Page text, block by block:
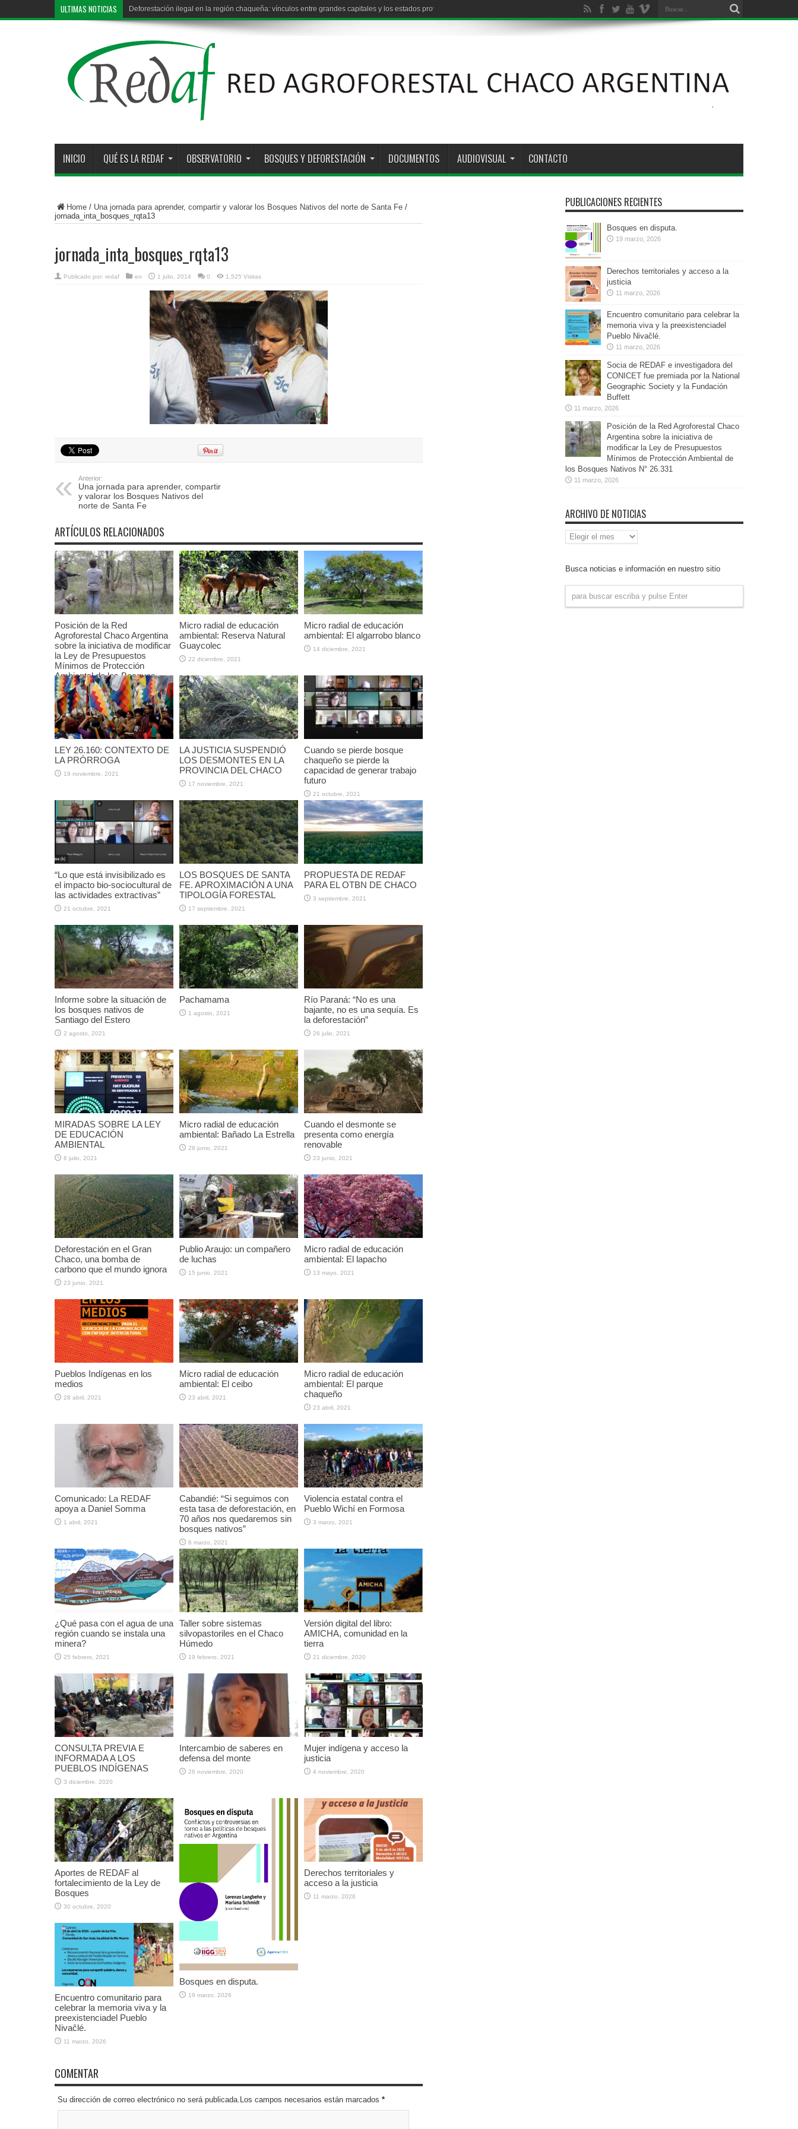
ULTIMAS NOTICIAS Deforestación ilegal en la región chaqueña: vínculos entre grandes capitales y los estados provinciales
INICIO QUÉ ES LA REDAF OBSERVATORIO BOSQUES Y DEFORESTACIÓN DOCUMENTOS AUDIOVISUAL CONTACTO
Home / Una jornada para aprender, compartir y valorar los Bosques Nativos del norte de Santa Fe /
jornada_inta_bosques_rqta13
jornada_inta_bosques_rqta13
Publicado por: redaf en 1 julio, 2014 0 1,525 Visitas
Anterior:
Una jornada para aprender, compartir
y valorar los Bosques Nativos del
norte de Santa Fe
ARTÍCULOS RELACIONADOS
Posición de la Red
Agroforestal Chaco Argentina
sobre la iniciativa de modificar
la Ley de Presupuestos
Mínimos de Protección
Ambiental de los Bosques
Nativos N° 26.331
11 marzo, 2026
Micro radial de educación
ambiental: Reserva Natural
Guaycolec
22 diciembre, 2021
Micro radial de educación
ambiental: El algarrobo blanco
14 diciembre, 2021
LEY 26.160: CONTEXTO DE
LA PRÓRROGA
19 noviembre, 2021
LA JUSTICIA SUSPENDIÓ
LOS DESMONTES EN LA
PROVINCIA DEL CHACO
17 noviembre, 2021
Cuando se pierde bosque
chaqueño se pierde la
capacidad de generar trabajo
futuro
21 octubre, 2021
“Lo que está invisibilizado es
el impacto bio-sociocultural de
las actividades extractivas”
21 octubre, 2021
LOS BOSQUES DE SANTA
FE. APROXIMACIÓN A UNA
TIPOLOGÍA FORESTAL
17 septiembre, 2021
PROPUESTA DE REDAF
PARA EL OTBN DE CHACO
3 septiembre, 2021
Informe sobre la situación de
los bosques nativos de
Santiago del Estero
2 agosto, 2021
Pachamama
1 agosto, 2021
Río Paraná: “No es una
bajante, no es una sequía. Es
la deforestación”
26 julio, 2021
MIRADAS SOBRE LA LEY
DE EDUCACIÓN
AMBIENTAL
6 julio, 2021
Micro radial de educación
ambiental: Bañado La Estrella
28 junio, 2021
Cuando el desmonte se
presenta como energía
renovable
23 junio, 2021
Deforestación en el Gran
Chaco, una bomba de
carbono que el mundo ignora
23 junio, 2021
Publio Araujo: un compañero
de luchas
15 junio, 2021
Micro radial de educación
ambiental: El lapacho
13 mayo, 2021
Pueblos Indígenas en los
medios
28 abril, 2021
Micro radial de educación
ambiental: El ceibo
23 abril, 2021
Micro radial de educación
ambiental: El parque
chaqueño
23 abril, 2021
Comunicado: La REDAF
apoya a Daniel Somma
1 abril, 2021
Cabandié: “Si seguimos con
esta tasa de deforestación, en
70 años nos quedaremos sin
bosques nativos”
6 marzo, 2021
Violencia estatal contra el
Pueblo Wichí en Formosa
3 marzo, 2021
¿Qué pasa con el agua de una
región cuando se instala una
minera?
25 febrero, 2021
Taller sobre sistemas
silvopastoriles en el Chaco
Húmedo
19 febrero, 2021
Versión digital del libro:
AMICHA, comunidad en la
tierra
21 diciembre, 2020
CONSULTA PREVIA E
INFORMADA A LOS
PUEBLOS INDÍGENAS
3 diciembre, 2020
Intercambio de saberes en
defensa del monte
26 noviembre, 2020
Mujer indígena y acceso la
justicia
4 noviembre, 2020
Aportes de REDAF al
fortalecimiento de la Ley de
Bosques
30 octubre, 2020
Bosques en disputa.
19 marzo, 2026
Derechos territoriales y
acceso a la justicia
11 marzo, 2026
Encuentro comunitario para
celebrar la memoria viva y la
preexistenciadel Pueblo
Nivaĉlé.
11 marzo, 2026
COMENTAR
Su dirección de correo electrónico no será publicada.Los campos necesarios están marcados *
PUBLICACIONES RECIENTES
Bosques en disputa.
19 marzo, 2026
Derechos territoriales y acceso a la
justicia
11 marzo, 2026
Encuentro comunitario para celebrar la
memoria viva y la preexistenciadel
Pueblo Nivaĉlé.
11 marzo, 2026
Socia de REDAF e investigadora del
CONICET fue premiada por la National
Geographic Society y la Fundación
Buffett
11 marzo, 2026
Posición de la Red Agroforestal Chaco
Argentina sobre la iniciativa de
modificar la Ley de Presupuestos
Mínimos de Protección Ambiental de
los Bosques Nativos N° 26.331
11 marzo, 2026
ARCHIVO DE NOTICIAS
Archivo
de
Busca noticias e información en nuestro sitio